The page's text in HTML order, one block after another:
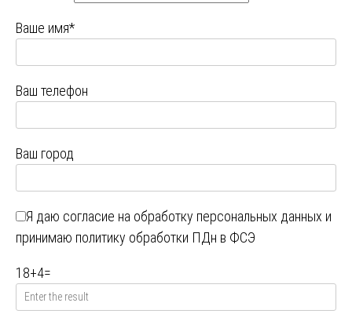
Ваше имя*
Ваш телефон
Ваш город
Я даю согласие на обработку персональных данных и
принимаю политику обработки ПДн в ФСЭ
18+4=